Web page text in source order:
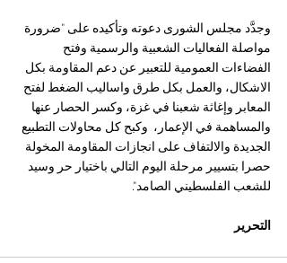
وجدَّد مجلس الشورى دعوته وتأكيده على "ضرورة
مواصلة الفعاليات الشعبية والرسمية وفتح
الفضاءات العمومية للتعبير عن دعم المقاومة بكل
الاشكال، والعمل بكل طرق واساليب الضغط لفتح
المعابر وإغاثة شعبنا في غزة، وكسر الحصار عنها
والمساهمة في الإعمار،  وكبح كل محاولات التطبيع
الجديدة والالتفاف على انجازات المقاومة المخولة
حصرا بتسيير مرحلة اليوم التالي باختيار حر وسيد
للشعب الفلسطيني الصامد".
التحرير